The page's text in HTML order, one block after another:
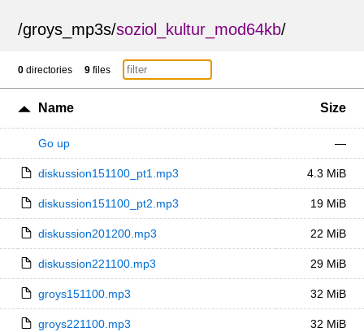
/groys_mp3s/soziol_kultur_mod64kb/
0 directories 9 files
Name Size
Go up —
diskussion151100_pt1.mp3 4.3 MiB
diskussion151100_pt2.mp3 19 MiB
diskussion201200.mp3 22 MiB
diskussion221100.mp3 29 MiB
groys151100.mp3 32 MiB
groys221100.mp3 32 MiB